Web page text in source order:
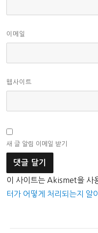
이메일
웹사이트
새 글 알림 이메일 받기
이 사이트는 Akismet을 사
터가 어떻게 처리되는지 알